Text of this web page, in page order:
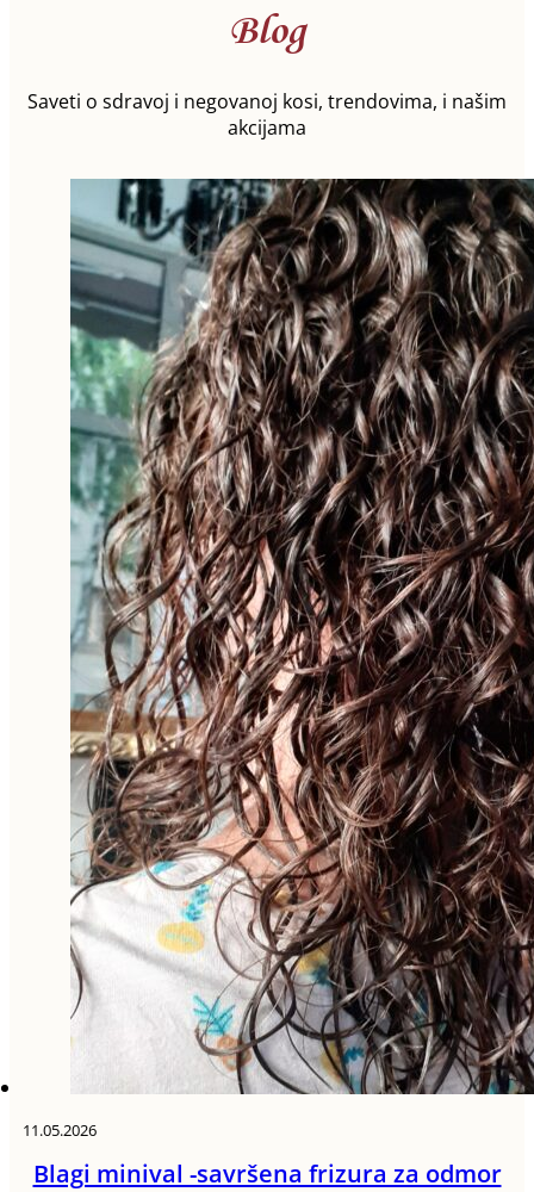
Blog
Saveti o sdravoj i negovanoj kosi, trendovima, i našim
akcijama
11.05.2026
Blagi minival -savršena frizura za odmor